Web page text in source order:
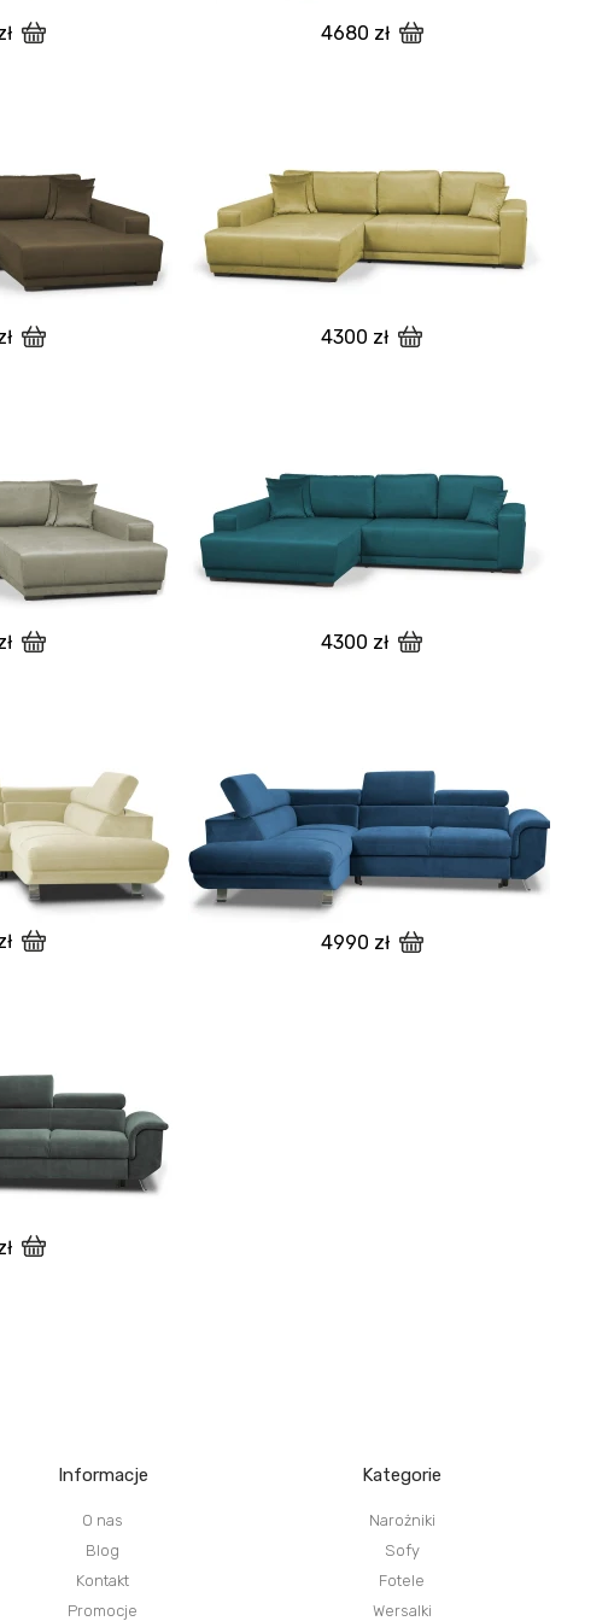
4680 zł
4300 zł
4300 zł
4990 zł
Informacje
O nas
Blog
Kontakt
Promocje
Kategorie
Narożniki
Sofy
Fotele
Wersalki